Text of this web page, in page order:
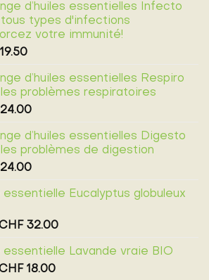
d’huiles essentielles Infecto
tous types d'infections
votre immunité!
d’huiles essentielles Respiro
les problèmes respiratoires
d’huiles essentielles Digesto
les problèmes de digestion
essentielle Eucalyptus globuleux
32.00
essentielle Lavande vraie BIO
18.00